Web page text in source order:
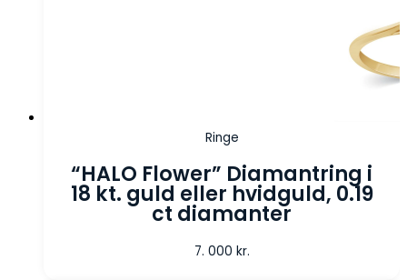
Ringe
“HALO Flower” Diamantring i
18 kt. guld eller hvidguld, 0.19
ct diamanter
7. 000 kr.